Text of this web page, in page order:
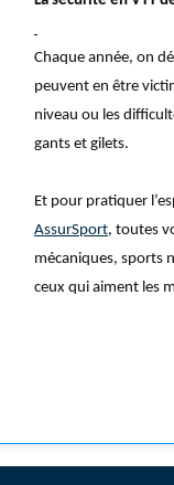
Chaque année, on
peuvent en être
niveau ou les
gants et gilets.
Et pour pratiquer
AssurSport, toutes
mécaniques, sports
ceux qui aiment les